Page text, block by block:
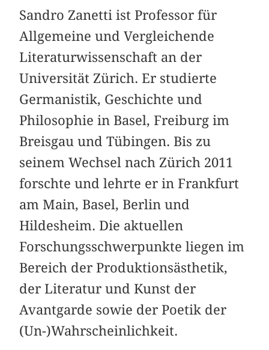
Sandro Zanetti ist Professor für
Allgemeine und Vergleichende
Literaturwissenschaft an der
Universität Zürich. Er studierte
Germanistik, Geschichte und
Philosophie in Basel, Freiburg im
Breisgau und Tübingen. Bis zu
seinem Wechsel nach Zürich 2011
forschte und lehrte er in Frankfurt
am Main, Basel, Berlin und
Hildesheim. Die aktuellen
Forschungsschwerpunkte liegen im
Bereich der Produktionsästhetik,
der Literatur und Kunst der
Avantgarde sowie der Poetik der
(Un-)Wahrscheinlichkeit.